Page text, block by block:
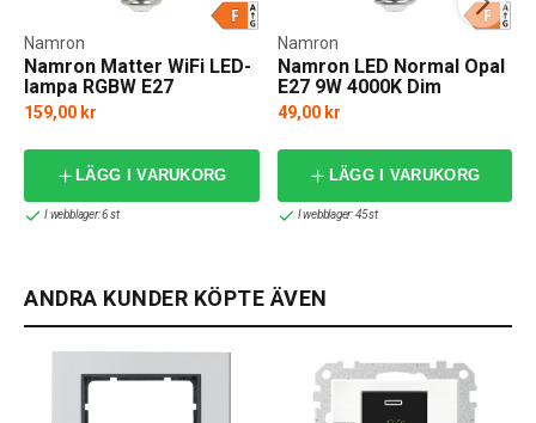
Namron Matter WiFi LED-
lampa RGBW E27
Namron
159,00 kr
LÄGG I VARUKORG
I webblager: 6 st
Namron LED Normal Opal
E27 9W 4000K Dim
Namron
49,00 kr
LÄGG I VARUKORG
I webblager: 45 st
ANDRA KUNDER KÖPTE ÄVEN